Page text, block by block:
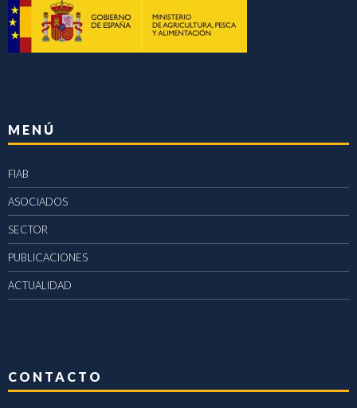
MENÚ
FIAB
ASOCIADOS
SECTOR
PUBLICACIONES
ACTUALIDAD
CONTACTO